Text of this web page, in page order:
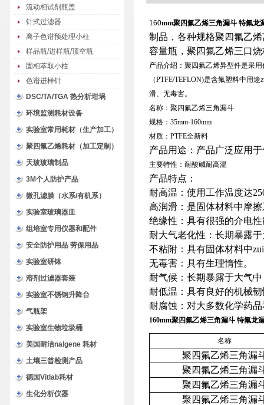
流动相试剂瓶盖
针式过滤器
离子色谱预处理小柱
样品瓶/进样瓶/顶空瓶
固相萃取小柱
色谱进样针
DSC/TA/TGA 热分析坩埚
环境监测耗材设备
实验室常用耗材（生产加工）
聚四氟乙烯耗材（加工定制）
天玻玻璃制品
3M个人防护产品
微孔滤膜（水系/有机系）
实验室玻璃器皿
组培室专用仪器和配件
安全防护用品 劳保用品
实验室研钵
溶剂过滤器套装
实验室不锈钢升降台
气瓶架
实验室生物垃圾桶
美国耐洁nalgene 耗材
土壤三普检测产品
德国Vitlab耗材
生化分析仪器
160mm聚四氟乙烯三角漏斗 特氟龙
制品，各种规格聚四氟乙
容量瓶，聚四氟乙烯三口
产品介绍：聚四氟乙烯异型件是采
（PTFE/TEFLON)是含氟塑料中用
滑、无毒害。
名称：聚四氟乙烯三角漏斗
规格：35mm-160mm
材质：PTFE全新料
产品用途：产品广泛应用
主要特性：耐酸碱耐高温
产品特点：
耐高温：使用工作温度达
高润滑：是固体材料中摩
绝缘性：具有很强的介电
耐大气老化性：长期暴露
不粘附：具有固体材料中
无毒害：具有生理惰性。
耐气候：长期暴露于大气
耐低温：具有良好的机械
耐腐蚀：对大多数化学药
160mm聚四氟乙烯三角漏斗 特氟龙
名称
聚四氟乙烯三角漏
聚四氟乙烯三角漏
聚四氟乙烯三角漏
聚四氟乙烯三角漏